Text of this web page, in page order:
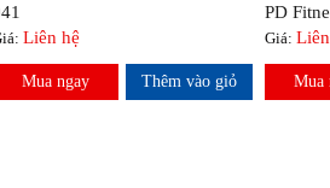
Liên hệ
Mua ngay Thêm vào giỏ
PD
Giá:
Mua